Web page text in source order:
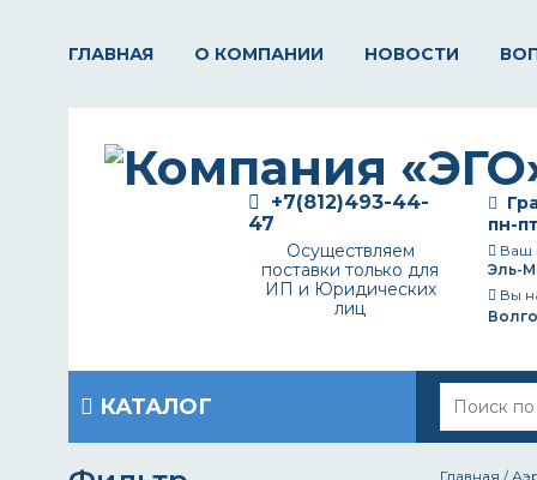
ГЛАВНАЯ О КОМПАНИИ НОВОСТИ
пн-
Ваш
Эль-
Вы
+7(812)493-44-
47
Осуществляем
поставки только для
ИП и Юридических
лиц
КАТАЛОГ
Главная /